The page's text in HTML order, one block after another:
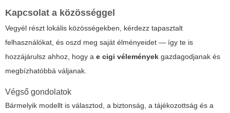
Kapcsolat a közösséggel
Vegyél részt lokális közösségekben, kérdezz tapasztalt
felhasználókat, és oszd meg saját élményeidet — így te is
hozzájárulsz ahhoz, hogy a e cigi vélemények gazdagodjanak és
megbízhatóbbá váljanak.
Végső gondolatok
Bármelyik modellt is választod, a biztonság, a tájékozottság és a